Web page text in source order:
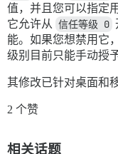
值，并且您可以指定
它允许从 信任等级 0
能。如果您想禁用它
级别目前只能手动授予
其修改已针对桌面和
2 个赞
相关话题